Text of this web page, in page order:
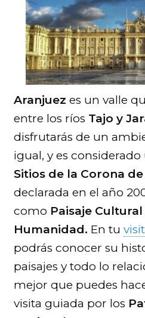
Aranjuezes un valle
entre los ríos Tajo y
disfrutarás de un
igual, y es considerado
Sitios de la Corona
declarada en el año
como Paisaje
Humanidad. En tu
podrás conocer su
paisajes y todo lo
mejor que puedes
visita guiada por los